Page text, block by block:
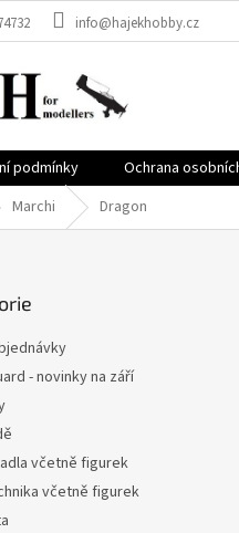
info@hajekhobby.cz
podmínky Ochrana
Marchi Dragon
- novinky na září
včetně figurek
včetně figurek